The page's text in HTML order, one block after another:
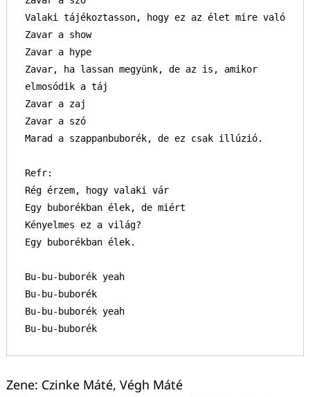
Valaki tájékoztasson, hogy ez az élet mire való
Zavar a show
Zavar a hype
Zavar, ha lassan megyünk, de az is, amikor
elmosódik a táj
Zavar a zaj
Zavar a szó
Marad a szappanbuborék, de ez csak illúzió.
Refr:
Rég érzem, hogy valaki vár
Egy buborékban élek, de miért
Kényelmes ez a világ?
Egy buborékban élek.
Bu-bu-buborék yeah
Bu-bu-buborék
Bu-bu-buborék yeah
Bu-bu-buborék
Zene: Czinke Máté, Végh Máté